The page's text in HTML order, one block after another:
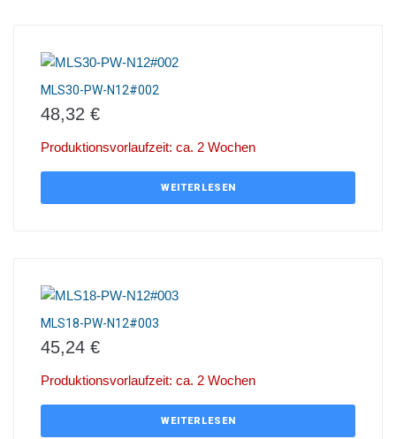
MLS30-PW-N12#002
48,32 €
Produktionsvorlaufzeit: ca. 2 Wochen
WEITERLESEN
MLS18-PW-N12#003
45,24 €
Produktionsvorlaufzeit: ca. 2 Wochen
WEITERLESEN